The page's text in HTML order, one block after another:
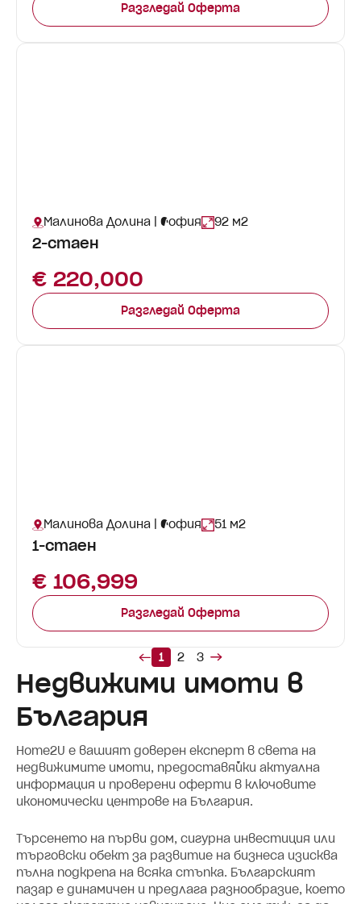
Разгледай Оферта
Малинова Долина | София 92 м2
2-стаен
€ 220,000
Разгледай Оферта
Малинова Долина | София 51 м2
1-стаен
€ 106,999
Разгледай Оферта
1 2 3
Недвижими имоти в
България
Home2U е вашият доверен експерт в света на
недвижимите имоти, предоставяйки актуална
информация и проверени оферти в ключовите
икономически центрове на България.
Търсенето на първи дом, сигурна инвестиция или
търговски обект за развитие на бизнеса изисква
пълна подкрепа на всяка стъпка. Българският
пазар е динамичен и предлага разнообразие, което